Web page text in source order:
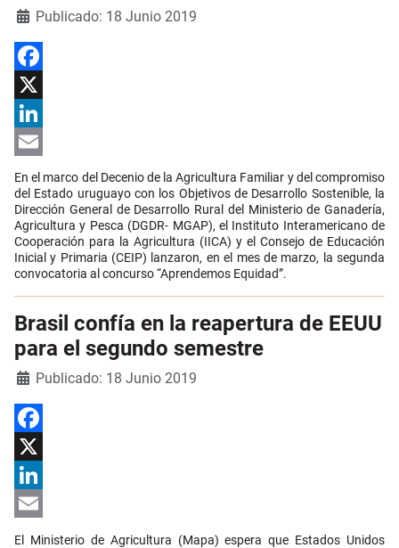
Detalles
Publicado: 18 Junio 2019
Facebook
X
LinkedIn
Email
En el marco del Decenio de la Agricultura Familiar y del compromiso
del Estado uruguayo con los Objetivos de Desarrollo Sostenible, la
Dirección General de Desarrollo Rural del Ministerio de Ganadería,
Agricultura y Pesca (DGDR- MGAP), el Instituto Interamericano de
Cooperación para la Agricultura (IICA) y el Consejo de Educación
Inicial y Primaria (CEIP) lanzaron, en el mes de marzo, la segunda
convocatoria al concurso “Aprendemos Equidad”.
Brasil confía en la reapertura de EEUU
para el segundo semestre
Detalles
Publicado: 18 Junio 2019
Facebook
X
LinkedIn
Email
El Ministerio de Agricultura (Mapa) espera que Estados Unidos